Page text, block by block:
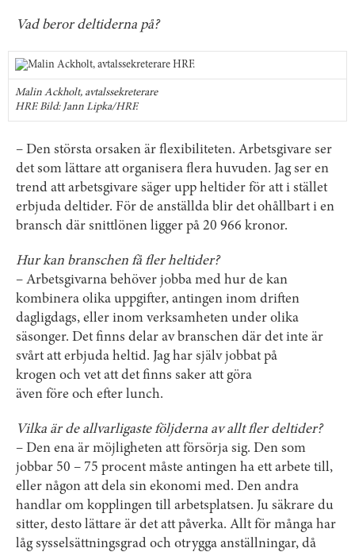
Vad beror deltiderna på?
Malin Ackholt, avtalssekreterare
HRF. Bild: Jann Lipka/HRF.
– Den största orsaken är flexibiliteten. Arbetsgivare ser
det som lättare att organisera flera huvuden. Jag ser en
trend att arbetsgivare säger upp heltider för att i stället
erbjuda deltider. För de anställda blir det ohållbart i en
bransch där snittlönen ligger på 20 966 kronor.
Hur kan branschen få fler heltider?
– Arbetsgivarna behöver jobba med hur de kan
kombinera olika uppgifter, antingen inom driften
dagligdags, eller inom verksamheten under olika
säsonger. Det finns delar av branschen där det inte är
svårt att erbjuda heltid. Jag har själv jobbat på
krogen och vet att det finns saker att göra
även före och efter lunch.
Vilka är de allvarligaste följderna av allt fler deltider?
– Den ena är möjligheten att försörja sig. Den som
jobbar 50 – 75 procent måste antingen ha ett arbete till,
eller någon att dela sin ekonomi med. Den andra
handlar om kopplingen till arbetsplatsen. Ju säkrare du
sitter, desto lättare är det att påverka. Allt för många har
låg sysselsättningsgrad och otrygga anställningar, då